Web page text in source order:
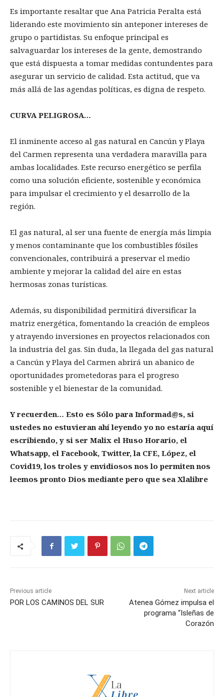
Es importante resaltar que Ana Patricia Peralta está
liderando este movimiento sin anteponer intereses de
grupo o partidistas. Su enfoque principal es
salvaguardar los intereses de la gente, demostrando
que está dispuesta a tomar medidas contundentes para
asegurar un servicio de calidad. Esta actitud, que va
más allá de las agendas políticas, es digna de respeto.
CURVA PELIGROSA…
El inminente acceso al gas natural en Cancún y Playa
del Carmen representa una verdadera maravilla para
ambas localidades. Este recurso energético se perfila
como una solución eficiente, sostenible y económica
para impulsar el crecimiento y el desarrollo de la
región.
El gas natural, al ser una fuente de energía más limpia
y menos contaminante que los combustibles fósiles
convencionales, contribuirá a preservar el medio
ambiente y mejorar la calidad del aire en estas
hermosas zonas turísticas.
Además, su disponibilidad permitirá diversificar la
matriz energética, fomentando la creación de empleos
y atrayendo inversiones en proyectos relacionados con
la industria del gas. Sin duda, la llegada del gas natural
a Cancún y Playa del Carmen abrirá un abanico de
oportunidades prometedoras para el progreso
sostenible y el bienestar de la comunidad.
Y recuerden… Esto es Sólo para Informad@s, si
ustedes no estuvieran ahí leyendo yo no estaría aquí
escribiendo, y si ser Malix el Huso Horario, el
Whatsapp, el Facebook, Twitter, la CFE, López, el
Covid19, los troles y envidiosos nos lo permiten nos
leemos pronto Dios mediante pero que sea Xlalibre
Previous article
POR LOS CAMINOS DEL SUR
Next article
Atenea Gómez impulsa el
programa “Isleñas de
Corazón